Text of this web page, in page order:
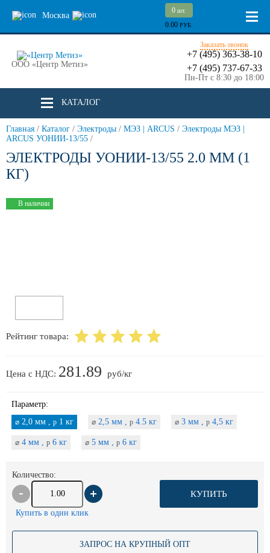
Москва
0 шт.
0.00 РУБ.
ООО «Центр Метиз»
Заказать звонок
+7 (495) 363-38-10
+7 (495) 737-67-33
Пн-Пт с 8:30 до 18:00
КАТАЛОГ
Главная / Каталог / Электроды / МЭЗ | ARCUS / Электроды МЭЗ |
ARCUS УОНИИ-13/55 /
ЭЛЕКТРОДЫ УОНИИ-13/55 2.0 ММ (1
КГ)
В наличии
Рейтинг товара:
Цена с НДС: 281.89 руб/кг
Параметр:
⌀ 2,0 мм , p 1 кг ⌀ 2,5 мм , p 4.5 кг ⌀ 3 мм , p 4,5 кг
⌀ 4 мм , p 6 кг ⌀ 5 мм , p 6 кг
Количество:
КУПИТЬ
Купить в один клик
ЗАПРОС НА КРУПНЫЙ ОПТ